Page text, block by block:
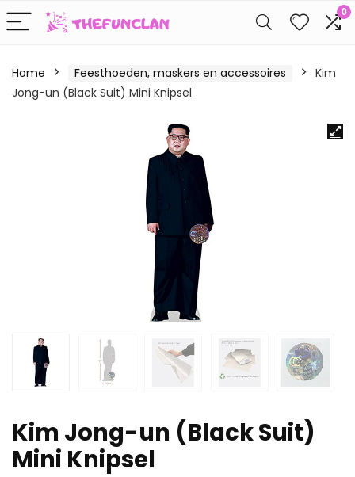
0
Home Feesthoeden, maskers en accessoires
Kim
Jong-un (Black Suit) Mini Knipsel
Kim Jong-un (Black Suit)
Mini Knipsel